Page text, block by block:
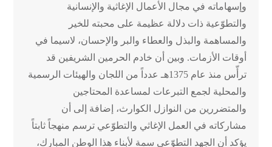
وإسهاماته في مجال الأعمال الإغاثية والإنسانية
والتطوّعية ذات دلالة عظيمة على محبته للخير
والمساهمة والبذل والعطاء والبر والإحسان، لاسيما في
أوقات الأزمات. وبين أن خادم الحرمين الشريفين قد
ترأّس منذ عام 1375هـ عدداً من اللجان والهيئات الرسمية
والمحلية لجمع التبرعات لمساعدة المحتاجين
والمتضررين من النوازل الكوارث، إضافة إلى أن
مشاركاته في العمل الإغاثي والتطوّعي ترسم منهجاً ثابتاً
يؤكد أن الجهد التطوّعي سمة لأبناء هذا الوطن المبارك،